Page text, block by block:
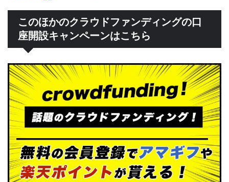
このほかのクラウドファンディングの口
座開設キャンペーンはこちら